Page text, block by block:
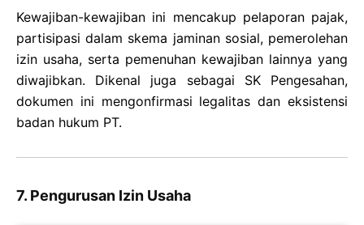
Kewajiban-kewajiban ini mencakup pelaporan pajak,
partisipasi dalam skema jaminan sosial, pemerolehan
izin usaha, serta pemenuhan kewajiban lainnya yang
diwajibkan. Dikenal juga sebagai SK Pengesahan,
dokumen ini mengonfirmasi legalitas dan eksistensi
badan hukum PT.
7. Pengurusan Izin Usaha